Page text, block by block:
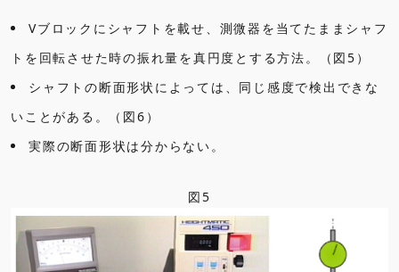
Vブロックにシャフトを載せ、測微器を当てたままシャフ
トを回転させた時の振れ量を真円度とする方法。（図5）
シャフトの断面形状によっては、同じ感度で検出できな
いことがある。（図6）
実際の断面形状は分からない。
図5